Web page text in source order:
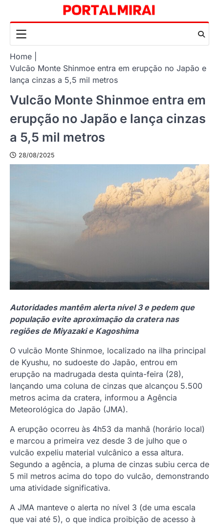
content
Home
Vulcão Monte Shinmoe entra em erupção no Japão e
lança cinzas a 5,5 mil metros
Vulcão Monte Shinmoe entra em
erupção no Japão e lança cinzas
a 5,5 mil metros
28/08/2025
Autoridades mantêm alerta nível 3 e pedem que
população evite aproximação da cratera nas
regiões de Miyazaki e Kagoshima
O vulcão Monte Shinmoe, localizado na ilha principal
de Kyushu, no sudoeste do Japão, entrou em
erupção na madrugada desta quinta-feira (28),
lançando uma coluna de cinzas que alcançou 5.500
metros acima da cratera, informou a Agência
Meteorológica do Japão (JMA).
A erupção ocorreu às 4h53 da manhã (horário local)
e marcou a primeira vez desde 3 de julho que o
vulcão expeliu material vulcânico a essa altura.
Segundo a agência, a pluma de cinzas subiu cerca de
5 mil metros acima do topo do vulcão, demonstrando
uma atividade significativa.
A JMA manteve o alerta no nível 3 (de uma escala
que vai até 5), o que indica proibição de acesso à